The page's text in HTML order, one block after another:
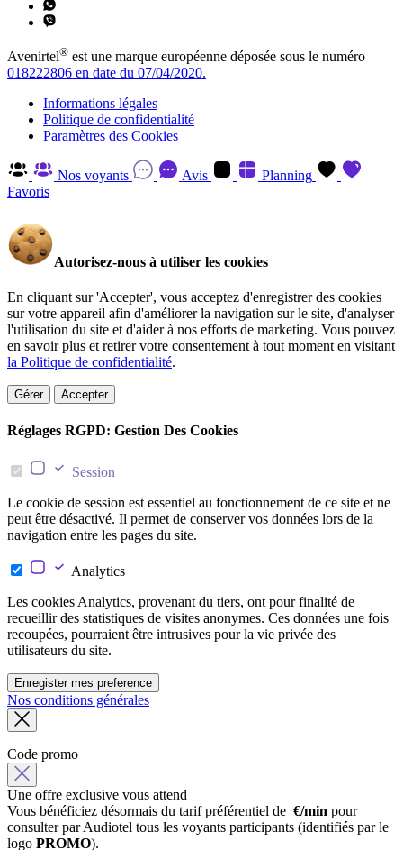
Avenirtel® est une marque européenne déposée sous le numéro
018222806 en date du 07/04/2020.
Informations légales
Politique de confidentialité
Paramètres des Cookies
Nos voyants Avis
Planning
Favoris
Autorisez-nous à utiliser les cookies
En cliquant sur 'Accepter', vous acceptez d'enregistrer des cookies
sur votre appareil afin d'améliorer la navigation sur le site, d'analyser
l'utilisation du site et d'aider à nos efforts de marketing. Vous pouvez
en savoir plus et retirer votre consentement à tout moment en visitant
la Politique de confidentialité.
Gérer Accepter
Réglages RGPD: Gestion Des Cookies
Session
Le cookie de session est essentiel au fonctionnement de ce site et ne
peut être désactivé. Il permet de conserver vos données lors de la
navigation entre les pages du site.
Analytics
Les cookies Analytics, provenant du tiers, ont pour finalité de
recueillir des statistiques de visites anonymes. Ces données une fois
recoupées, pourraient être intrusives pour la vie privée des
utilisateurs du site.
Enregister mes preference
Nos conditions générales
Code promo
Une offre exclusive vous attend
Vous bénéficiez désormais du tarif préférentiel de €/min pour
consulter par Audiotel tous les voyants participants (identifiés par le
logo PROMO).